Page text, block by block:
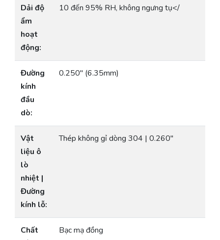
Dải độ
ẩm
hoạt
động:
10 đến 95% RH, không ngưng tụ</
Đường
kính
đầu
dò:
0.250″ (6.35mm)
Vật
liệu ô
lò
nhiệt |
Đường
kính lỗ:
Thép không gỉ dòng 304 | 0.260″
Chất
Bạc mạ đồng